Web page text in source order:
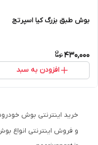
بوش طبق بزرگ کیا اسپرتج
430,000
افزودن به سبد
خرید اینترنتی بوش
و فروش اینترنتی انواع